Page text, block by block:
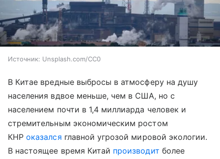
Источник: Unsplash.com/CC0
В Китае вредные выбросы в атмосферу на душу
населения вдвое меньше, чем в США, но с
населением почти в 1,4 миллиарда человек и
стремительным экономическим ростом
КНРоказался главной угрозой мировой экологии.
В настоящее время Китай производит более